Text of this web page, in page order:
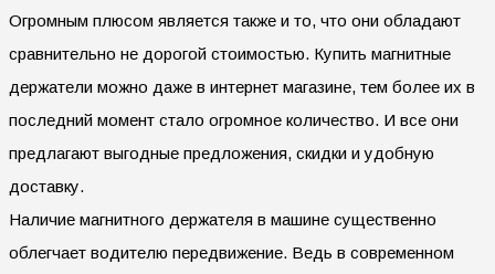
Огромным плюсом является также и то, что они обладают
сравнительно не дорогой стоимостью. Купить магнитные
держатели можно даже в интернет магазине, тем более их в
последний момент стало огромное количество. И все они
предлагают выгодные предложения, скидки и удобную
доставку.
Наличие магнитного держателя в машине существенно
облегчает водителю передвижение. Ведь в современном